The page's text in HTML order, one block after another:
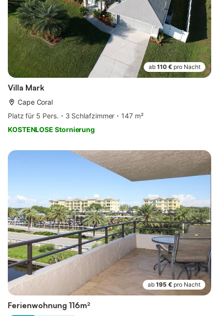
ab 110 € pro Nacht
Villa Mark
Cape Coral
Platz für 5 Pers.
3 Schlafzimmer
147 m²
KOSTENLOSE Stornierung
ab 195 € pro Nacht
Ferienwohnung 116m²